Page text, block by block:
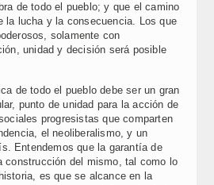
de todo el pueblo; y que el camino
la lucha y la consecuencia. Los que
solamente con
unidad y decisión será posible
de todo el pueblo debe ser un gran
punto de unidad para la acción de
progresistas que comparten
el neoliberalismo, y un
Entendemos que la garantía de
construcción del mismo, tal como lo
es que se alcance en la